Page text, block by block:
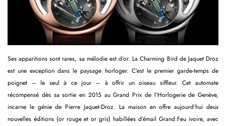
Ses apparitions sont rares, sa mélodie est d’or. La Charming Bird de Jaquet Droz
est une exception dans le paysage horloger. C’est le premier garde-temps de
poignet – le seul à ce jour – à offrir un oiseau siffleur. Cet automate
récompensé dès sa sortie en 2015 au Grand Prix de l’Horlogerie de Genève,
incarne le génie de Pierre Jaquet-Droz. La maison en offre aujourd’hui deux
nouvelles éditions (or rouge et or gris) habillées d’émail Grand Feu ivoire, avec